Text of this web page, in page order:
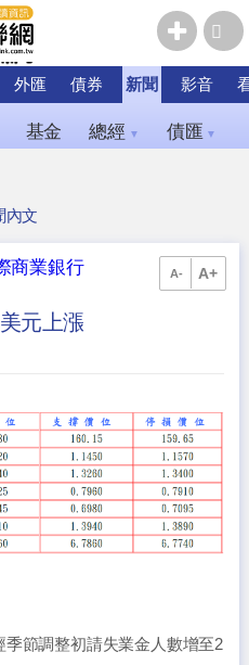
外匯 債券 新聞 影音
基金 總經 ▼ 債匯 ▼
內文
A- A+
商業銀行
元上漲
節調整初請失業金人數增至2